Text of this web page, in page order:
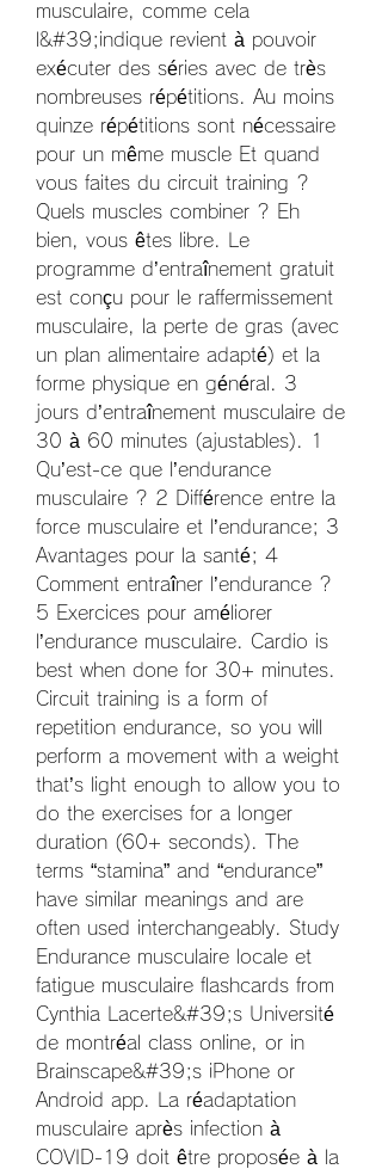
musculaire, comme cela
l&#39;indique revient à pouvoir
exécuter des séries avec de très
nombreuses répétitions. Au moins
quinze répétitions sont nécessaire
pour un même muscle Et quand
vous faites du circuit training ?
Quels muscles combiner ? Eh
bien, vous êtes libre. Le
programme d’entraînement gratuit
est conçu pour le raffermissement
musculaire, la perte de gras (avec
un plan alimentaire adapté) et la
forme physique en général. 3
jours d’entraînement musculaire de
30 à 60 minutes (ajustables). 1
Qu’est-ce que l’endurance
musculaire ? 2 Différence entre la
force musculaire et l’endurance; 3
Avantages pour la santé; 4
Comment entraîner l’endurance ?
5 Exercices pour améliorer
l’endurance musculaire. Cardio is
best when done for 30+ minutes.
Circuit training is a form of
repetition endurance, so you will
perform a movement with a weight
that’s light enough to allow you to
do the exercises for a longer
duration (60+ seconds). The
terms “stamina” and “endurance”
have similar meanings and are
often used interchangeably. Study
Endurance musculaire locale et
fatigue musculaire flashcards from
Cynthia Lacerte&#39;s Université
de montréal class online, or in
Brainscape&#39;s iPhone or
Android app. La réadaptation
musculaire après infection à
COVID-19 doit être proposée à la